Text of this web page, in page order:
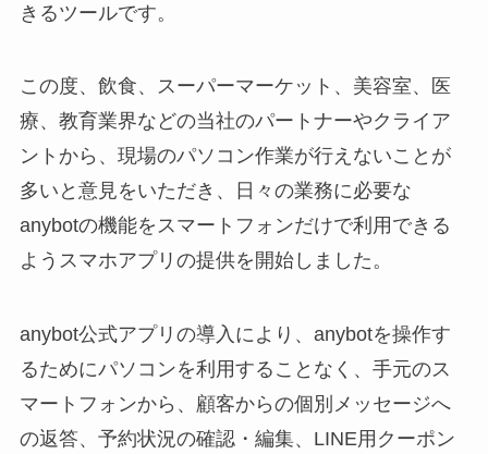
きるツールです。
この度、飲食、スーパーマーケット、美容室、医
療、教育業界などの当社のパートナーやクライア
ントから、現場のパソコン作業が行えないことが
多いと意見をいただき、日々の業務に必要な
anybotの機能をスマートフォンだけで利用できる
ようスマホアプリの提供を開始しました。
anybot公式アプリの導入により、anybotを操作す
るためにパソコンを利用することなく、手元のス
マートフォンから、顧客からの個別メッセージへ
の返答、予約状況の確認・編集、LINE用クーポン